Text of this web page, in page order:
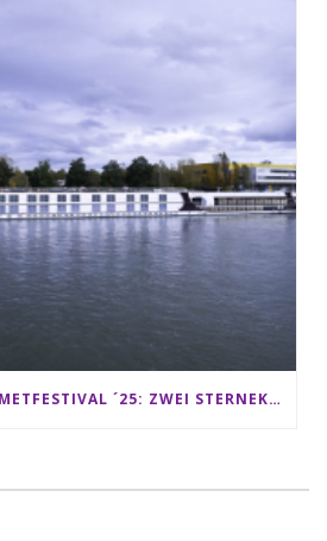
EXCELLENCE GOURMETFESTIVAL ´25: ZWEI STERNEKÖCHE ANTONIO GUIDA & DARIO MORESCO VERWÖHNEN IHRE GÄSTE AUF EINER LUXERIÖSEN SCHIFFSREISE